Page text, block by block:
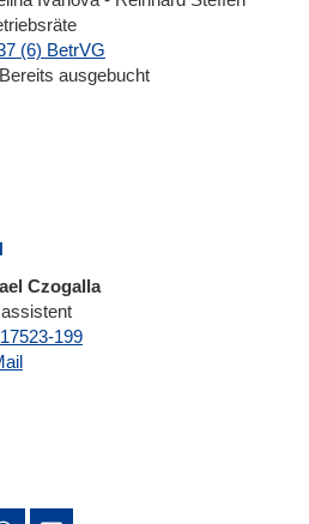
(6) BetrVG
Bereits ausgebucht
Czogalla
199